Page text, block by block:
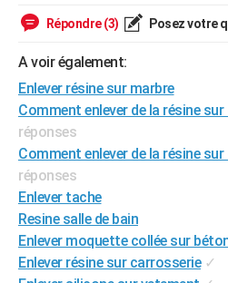
Destinations
City break
Voyage nature
Voyage de noces
Forum
Climat
PHOTO
GUIDES D'ACHAT
BONS PLANS
CARTE DE VOEUX
Carte de Noël
Carte Bonne année
Carte Saint-Valentin
Carte Pâques
Carte d'anniversaire
DICTIONNAIRE
Dictionnaire
Biographies
Citations
Expressions
Proverbes
PROGRAMME TV
COPAINS D'AVANT
Répondre (3) Posez votre
A voir également:
Enlever résine sur marbre
Comment enlever de la résine sur
réponses
Comment enlever de la résine sur
réponses
Enlever tache
Resine salle de bain
Enlever moquette collée sur
Enlever résine sur carrosserie ✓